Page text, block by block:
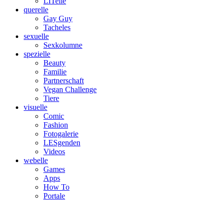
querelle
Gay Guy
Tacheles
sexuelle
Sexkolumne
spezielle
Beauty
Familie
Partnerschaft
Vegan Challenge
Tiere
visuelle
Comic
Fashion
Fotogalerie
LESgenden
Videos
webelle
Games
Apps
How To
Portale